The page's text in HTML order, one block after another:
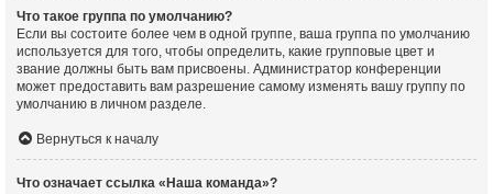
Что такое группа по умолчанию?
Если вы состоите более чем в одной группе, ваша группа по умолчанию
используется для того, чтобы определить, какие групповые цвет и
звание должны быть вам присвоены. Администратор конференции
может предоставить вам разрешение самому изменять вашу группу по
умолчанию в личном разделе.
Вернуться к началу
Что означает ссылка «Наша команда»?